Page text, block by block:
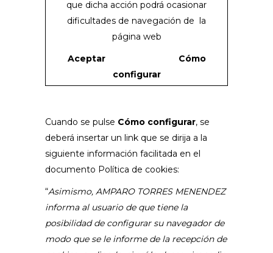
que dicha acción podrá ocasionar
dificultades de navegación de la
página web
Aceptar
Cómo
configurar
Cuando se pulse Cómo configurar, se
deberá insertar un link que se dirija a la
siguiente información facilitada en el
documento Política de cookies:
“Asimismo, AMPARO TORRES MENENDEZ
informa al usuario de que tiene la
posibilidad de configurar su navegador de
modo que se le informe de la recepción de